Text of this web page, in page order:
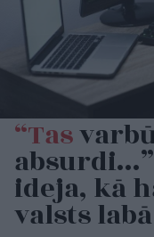
“Tas
ideja, kā
valsts labā